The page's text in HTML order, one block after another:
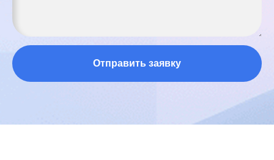
Отправить заявку